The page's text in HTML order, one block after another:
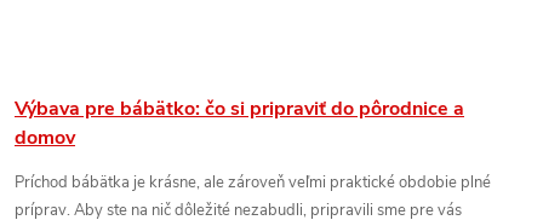
Výbava pre bábätko: čo si pripraviť do pôrodnice a
domov
Príchod bábätka je krásne, ale zároveň veľmi praktické obdobie plné
príprav. Aby ste na nič dôležité nezabudli, pripravili sme pre vás